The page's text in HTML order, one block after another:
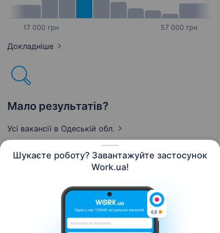
Шукаєте роботу? Завантажуйте застосунок
Work.ua!
17 000 грн 57 000 грн
Докладніше
Мало результатів?
Усі вакансії в Одеській обл.